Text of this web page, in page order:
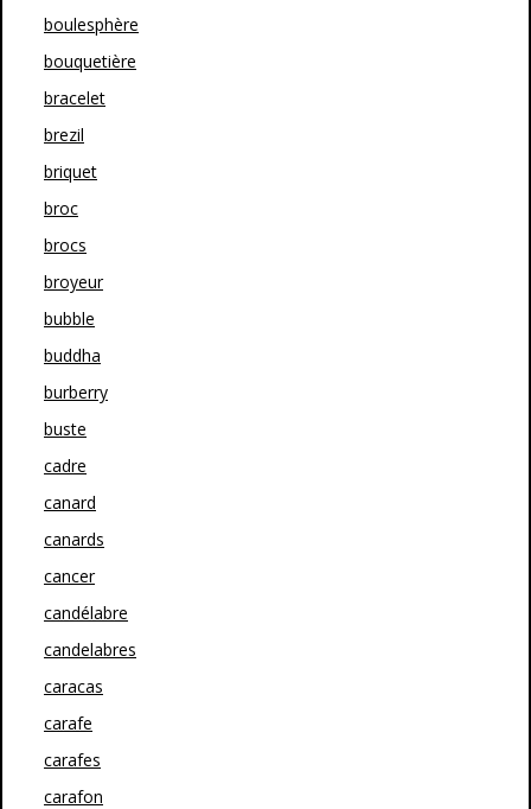
boulesphère
bouquetière
bracelet
brezil
briquet
broc
brocs
broyeur
bubble
buddha
burberry
buste
cadre
canard
canards
cancer
candélabre
candelabres
caracas
carafe
carafes
carafon